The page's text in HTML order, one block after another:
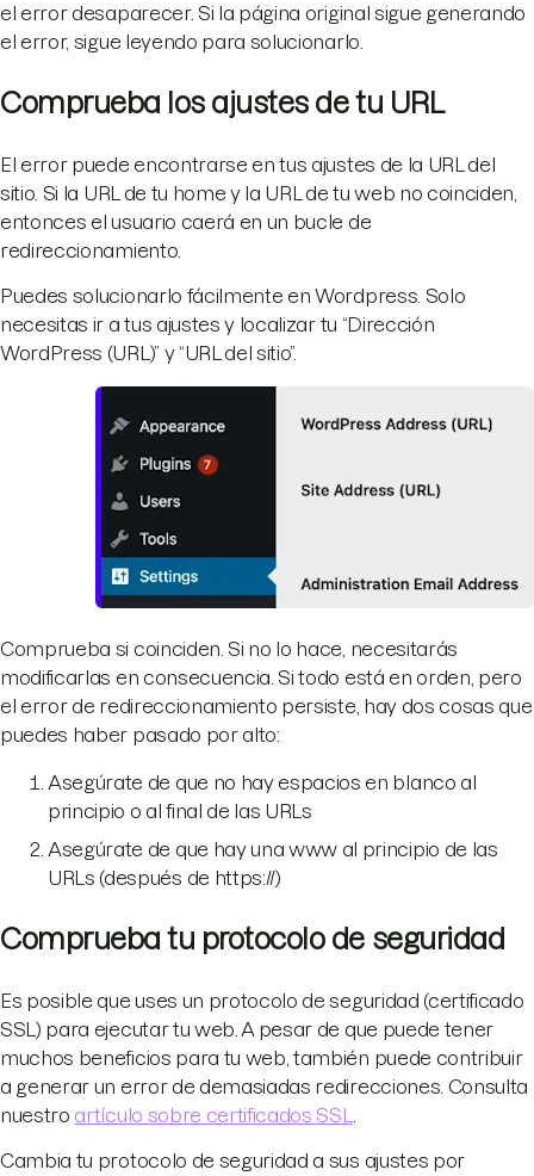
el error desaparecer. Si la página original sigue generando
el error, sigue leyendo para solucionarlo.
Comprueba los ajustes de tu URL
El error puede encontrarse en tus ajustes de la URL del
sitio. Si la URL de tu home y la URL de tu web no coinciden,
entonces el usuario caerá en un bucle de
redireccionamiento.
Puedes solucionarlo fácilmente en Wordpress. Solo
necesitas ir a tus ajustes y localizar tu “Dirección
WordPress (URL)” y “URL del sitio”.
Comprueba si coinciden. Si no lo hace, necesitarás
modificarlas en consecuencia. Si todo está en orden, pero
el error de redireccionamiento persiste, hay dos cosas que
puedes haber pasado por alto:
Asegúrate de que no hay espacios en blanco al
principio o al final de las URLs
Asegúrate de que hay una www al principio de las
URLs (después de https://)
Comprueba tu protocolo de seguridad
Es posible que uses un protocolo de seguridad (certificado
SSL) para ejecutar tu web. A pesar de que puede tener
muchos beneficios para tu web, también puede contribuir
a generar un error de demasiadas redirecciones. Consulta
nuestro artículo sobre certificados SSL
Cambia tu protocolo de seguridad a sus ajustes por